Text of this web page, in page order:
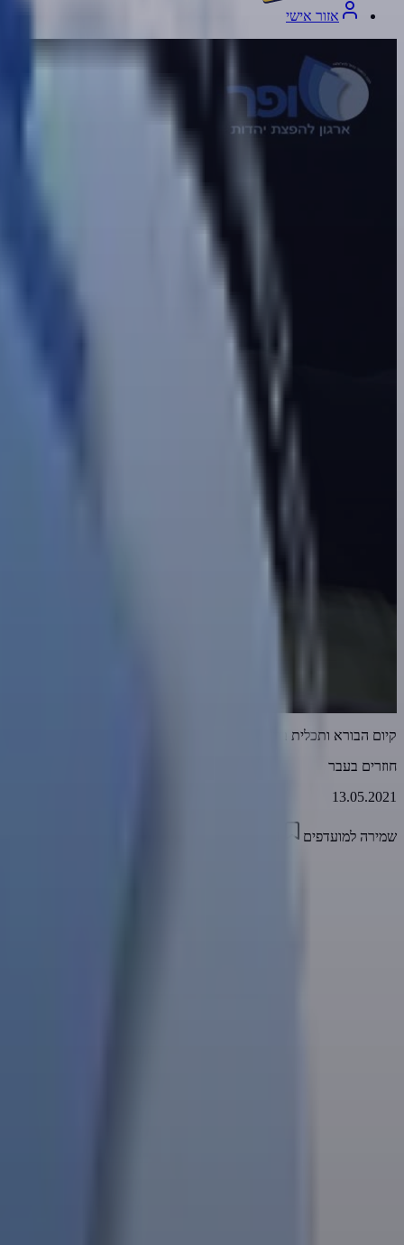
אזור אישי
קיום הבורא ותכלית בריאת האדם [רעננה 1999] | חוזרים בעבר
חוזרים בעבר
13.05.2021
שמירה למועדפים